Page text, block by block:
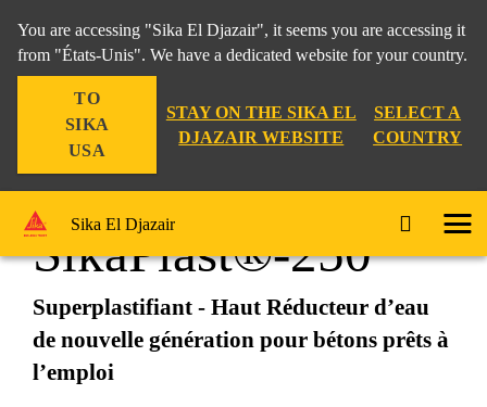
You are accessing "Sika El Djazair", it seems you are accessing it
from "États-Unis". We have a dedicated website for your country.
TO
SIKA
USA
STAY ON THE SIKA EL
DJAZAIR WEBSITE
SELECT A
COUNTRY
Sika El Djazair
Construction ... SikaPlast®-250
SikaPlast®-250
Superplastifiant - Haut Réducteur d’eau
de nouvelle génération pour bétons prêts à
l’emploi